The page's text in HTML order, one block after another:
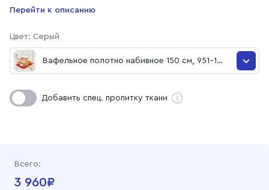
Перейти к описанию
Цвет: Серый
Вафельное полотно набивное 150 см, 951-1
Приятного аппетита
Вафельное полотно набивное 150 см, 951-1
Приятного аппетита
Добавить спец. пропитку ткани
Всего:
3 960₽